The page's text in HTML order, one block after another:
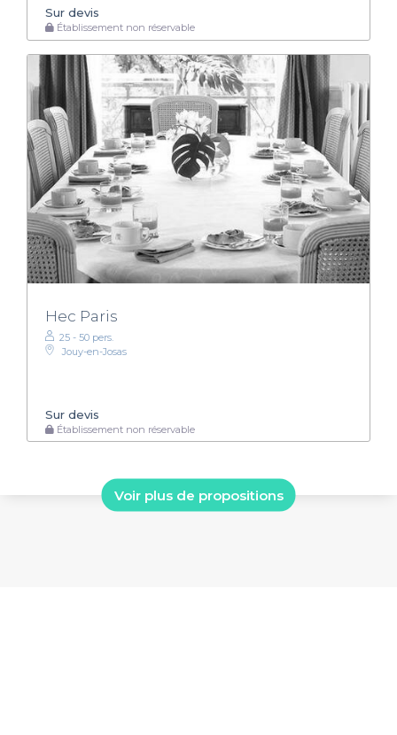
Sur devis
Établissement non réservable
Hec Paris
25 - 50 pers.
Jouy-en-Josas
Sur devis
Établissement non réservable
Voir plus de propositions